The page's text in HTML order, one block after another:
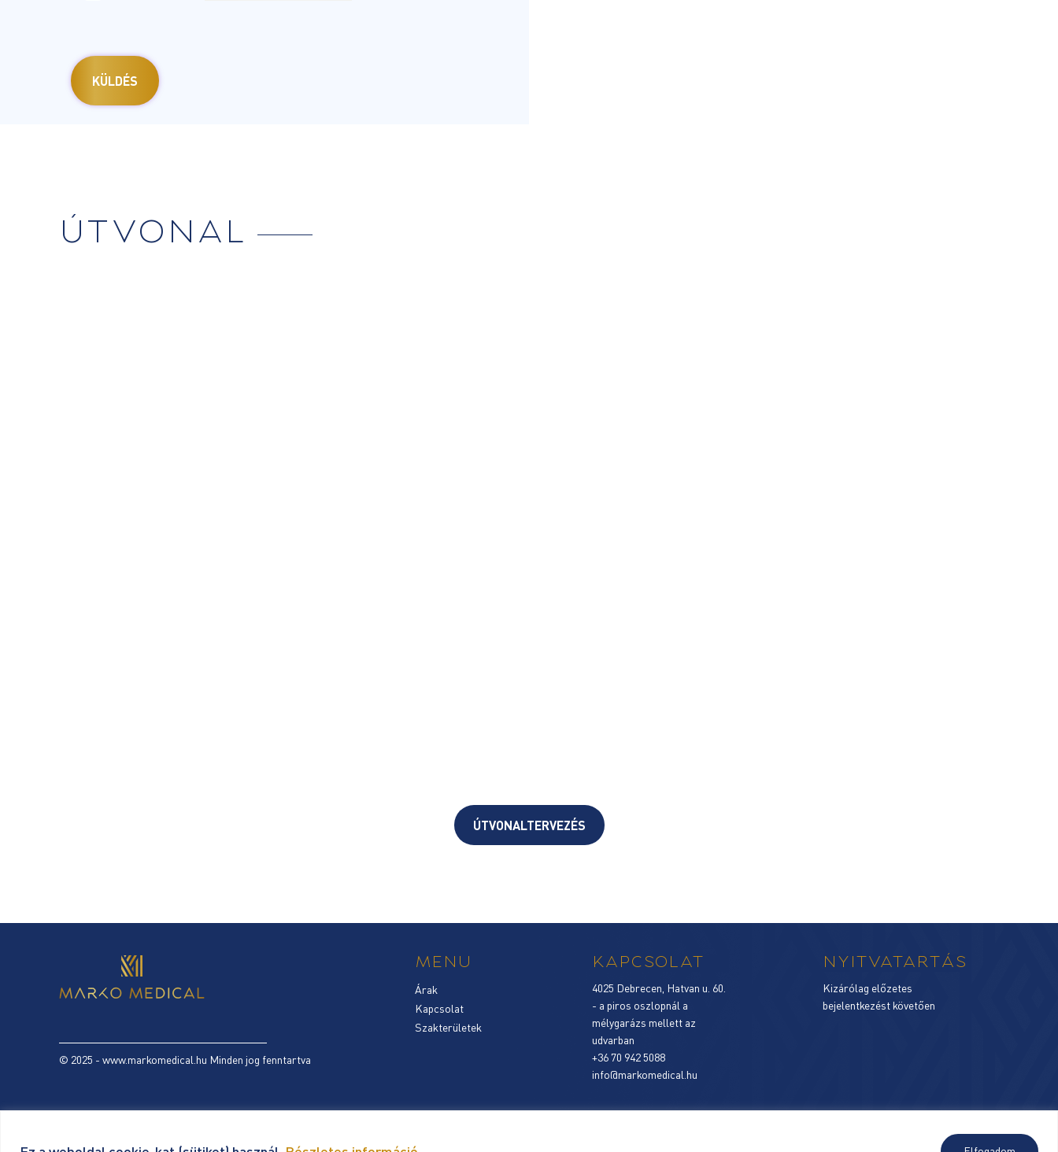
ÚTVONAL
ÚTVONALTERVEZÉS
© 2025 - www.markomedical.hu Minden jog fenntartva
MENU
Árak
Kapcsolat
Szakterületek
KAPCSOLAT
4025 Debrecen, Hatvan u. 60.
- a piros oszlopnál a
mélygarázs mellett az
udvarban
+36 70 942 5088
info@markomedical.hu
NYITVATARTÁS
Kizárólag előzetes
bejelentkezést követően
Adatkezelési tájékoztató személyes